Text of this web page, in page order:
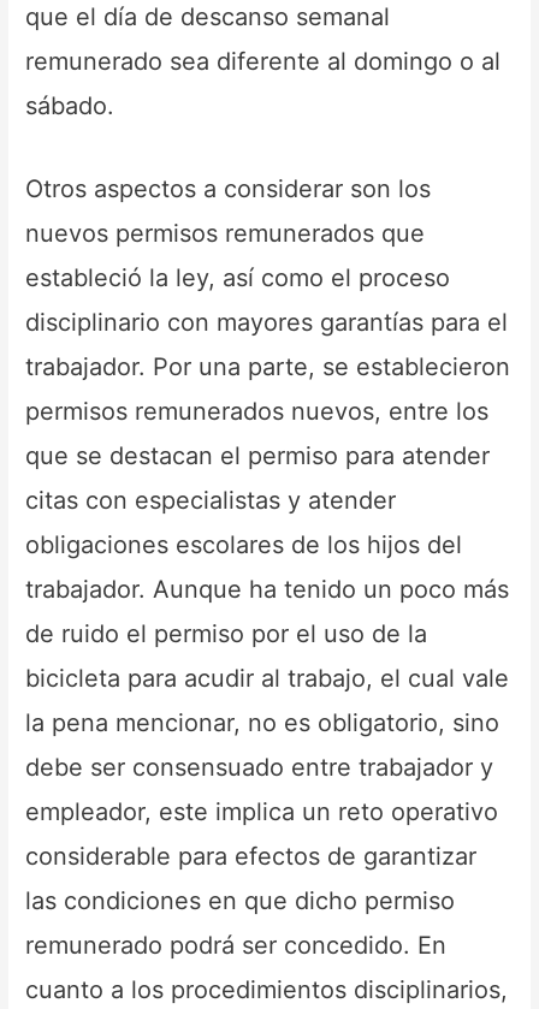
que el día de descanso semanal
remunerado sea diferente al domingo o al
sábado.
Otros aspectos a considerar son los
nuevos permisos remunerados que
estableció la ley, así como el proceso
disciplinario con mayores garantías para el
trabajador. Por una parte, se establecieron
permisos remunerados nuevos, entre los
que se destacan el permiso para atender
citas con especialistas y atender
obligaciones escolares de los hijos del
trabajador. Aunque ha tenido un poco más
de ruido el permiso por el uso de la
bicicleta para acudir al trabajo, el cual vale
la pena mencionar, no es obligatorio, sino
debe ser consensuado entre trabajador y
empleador, este implica un reto operativo
considerable para efectos de garantizar
las condiciones en que dicho permiso
remunerado podrá ser concedido. En
cuanto a los procedimientos disciplinarios,